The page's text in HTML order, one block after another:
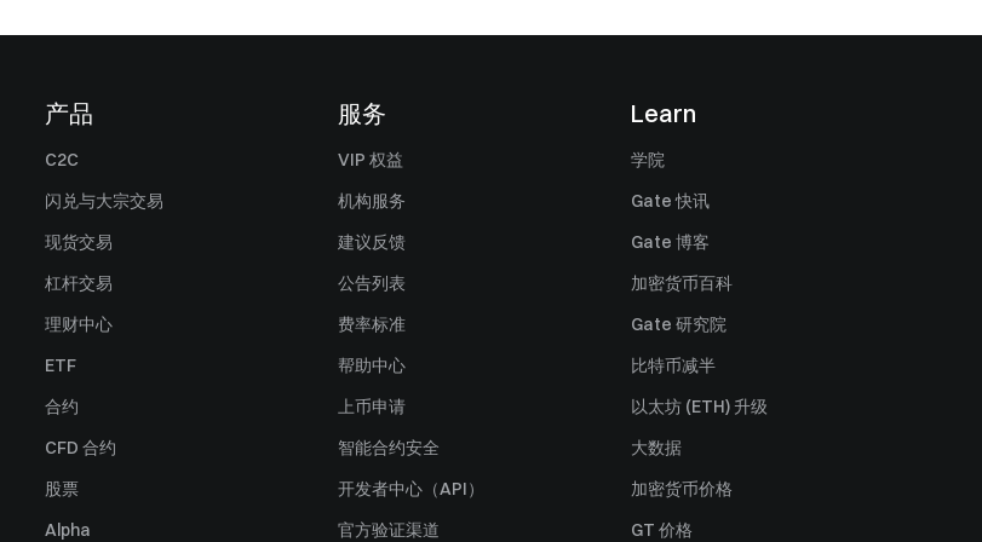
产品
C2C
闪兑与大宗交易
现货交易
杠杆交易
理财中心
ETF
合约
CFD 合约
股票
Alpha
服务
VIP 权益
机构服务
建议反馈
公告列表
费率标准
帮助中心
上币申请
智能合约安全
开发者中心（API）
官方验证渠道
Learn
学院
Gate 快讯
Gate 博客
加密货币百科
Gate 研究院
比特币减半
以太坊 (ETH) 升级
大数据
加密货币价格
GT 价格